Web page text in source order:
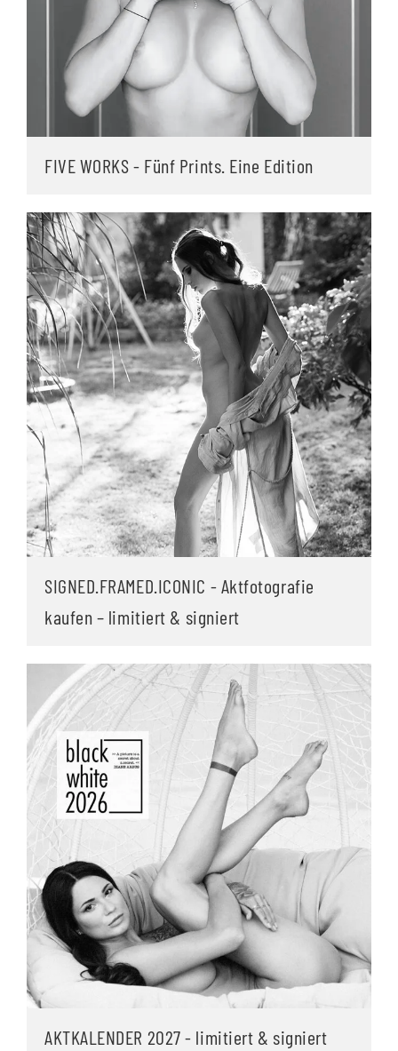
FIVE WORKS - Fünf Prints. Eine Edition
SIGNED.FRAMED.ICONIC - Aktfotografie
kaufen – limitiert & signiert
AKTKALENDER 2027 - limitiert & signiert